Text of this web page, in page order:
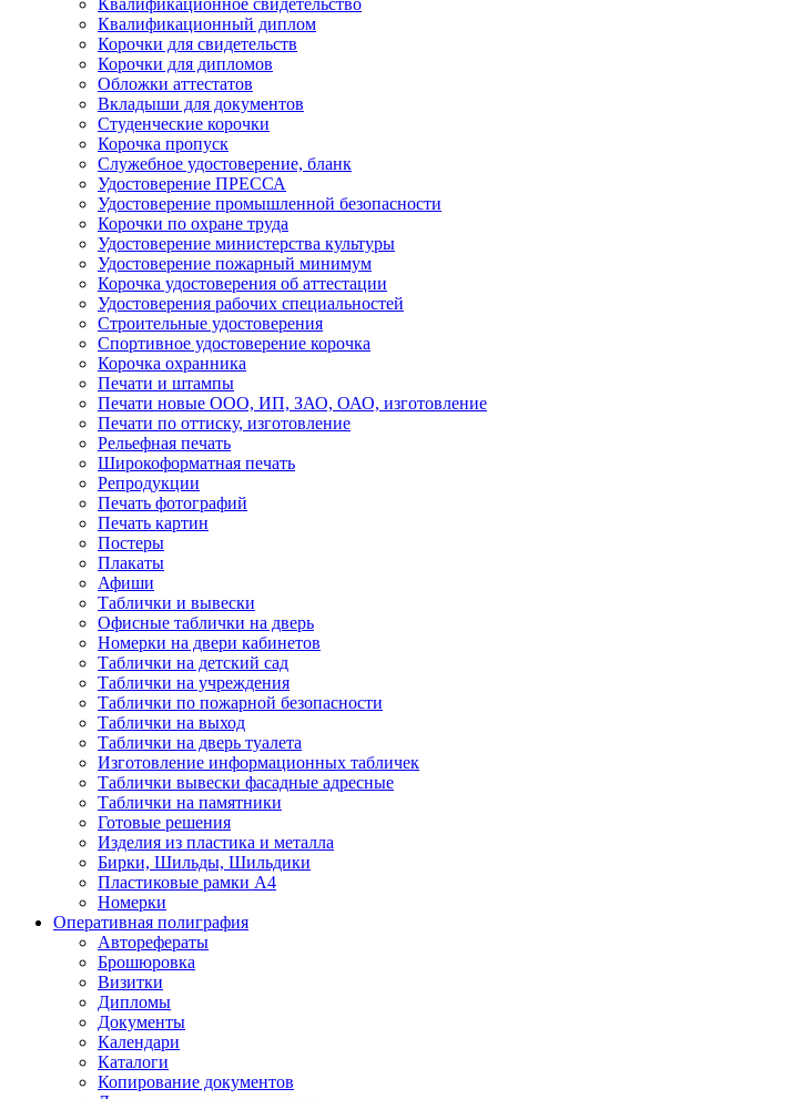
Квалификационное свидетельство
Квалификационный диплом
Корочки для свидетельств
Корочки для дипломов
Обложки аттестатов
Вкладыши для документов
Студенческие корочки
Корочка пропуск
Служебное удостоверение, бланк
Удостоверение ПРЕССА
Удостоверение промышленной безопасности
Корочки по охране труда
Удостоверение министерства культуры
Удостоверение пожарный минимум
Корочка удостоверения об аттестации
Удостоверения рабочих специальностей
Строительные удостоверения
Спортивное удостоверение корочка
Корочка охранника
Печати и штампы
Печати новые ООО, ИП, ЗАО, ОАО, изготовление
Печати по оттиску, изготовление
Рельефная печать
Широкоформатная печать
Репродукции
Печать фотографий
Печать картин
Постеры
Плакаты
Афиши
Таблички и вывески
Офисные таблички на дверь
Номерки на двери кабинетов
Таблички на детский сад
Таблички на учреждения
Таблички по пожарной безопасности
Таблички на выход
Таблички на дверь туалета
Изготовление информационных табличек
Таблички вывески фасадные адресные
Таблички на памятники
Готовые решения
Изделия из пластика и металла
Бирки, Шильды, Шильдики
Пластиковые рамки А4
Номерки
Оперативная полиграфия
Авторефераты
Брошюровка
Визитки
Дипломы
Документы
Календари
Каталоги
Копирование документов